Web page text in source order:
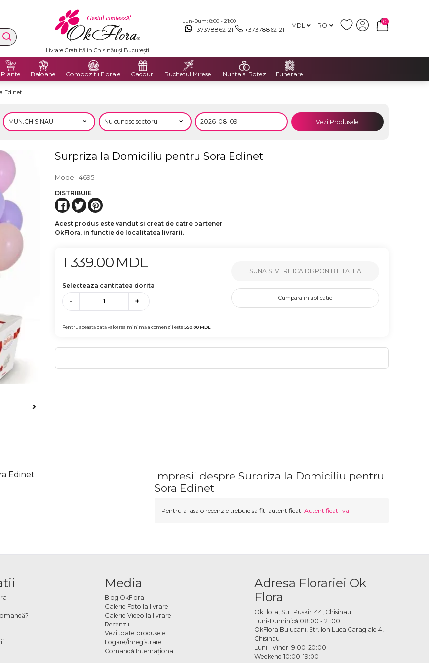
Lun-Dum: 8:00 - 21:00
+37378862121 +37378862121 MDL RO
0
Livrare Gratuită în Chișinău și București
Plante Baloane Compozitii Florale Cadouri Buchetul Miresei Nunta si Botez Funerare
Edinet
Vezi Produsele
Surpriza la Domiciliu pentru Sora Edinet
Model 4695
DISTRIBUIE
Acest produs este vandut si creat de catre partener
OkFlora, in functie de localitatea livrarii.
1 339.00 MDL
Selecteaza cantitatea dorita
- +
Pentru această dată valoarea minimă a comenzii este550.00MDL
SUNA SI VERIFICA DISPONIBILITATEA
Cumpara in aplicatie
Edinet
Impresii despre Surpriza la Domiciliu pentru
Sora Edinet
Pentru a lasa o recenzie trebuie sa fiti autentificati Autentificati-va
Media
Blog OkFlora
Galerie Foto la livrare
Galerie Video la livrare
Recenzii
Vezi toate produsele
Logare/Înregistrare
Comandă Internațional
Adresa Florariei Ok
Flora
OkFlora, Str. Puskin 44, Chisinau
Luni-Duminică 08:00 - 21:00
OkFlora Buiucani, Str. Ion Luca Caragiale 4,
Chisinau
Luni - Vineri 9:00-20:00
Weekend 10:00-19:00